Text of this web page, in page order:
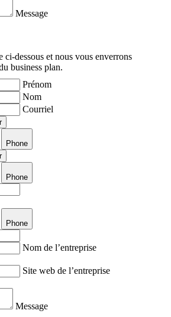
Message
ci-dessous et nous vous enverrons
business plan.
Prénom
Nom
Courriel
Phone
Phone
Phone
Nom de l’entreprise
Site web de l’entreprise
Message